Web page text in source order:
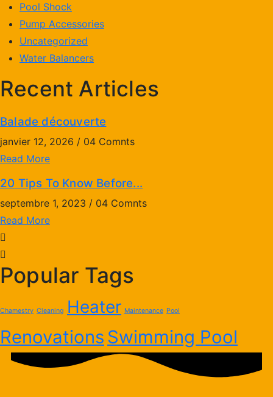
Pool Shock
Pump Accessories
Uncategorized
Water Balancers
Recent Articles
Balade découverte
janvier 12, 2026 / 04 Comnts
Read More
20 Tips To Know Before...
septembre 1, 2023 / 04 Comnts
Read More
Popular Tags
Chamestry Cleaning Heater Maintenance Pool
Renovations Swimming Pool